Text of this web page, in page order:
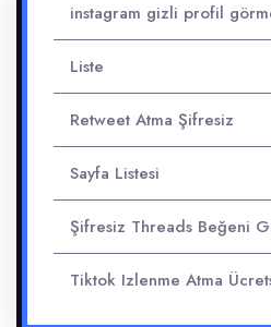
instagram gizli profil
Liste
Retweet Atma Şifresiz
Sayfa Listesi
Şifresiz Threads Beğeni
Tiktok Izlenme Atma